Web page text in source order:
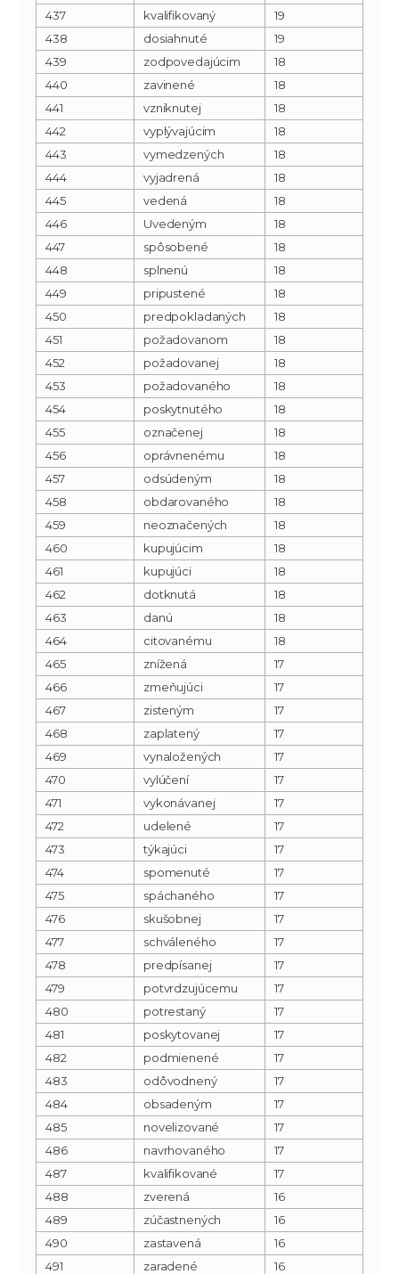
437 kvalifikovaný
19
438
dosiahnuté
19
439
zodpovedajúcim
18
440
zavinené
18
441
vzniknutej
18
442
vyplývajúcim
18
443
vymedzených
18
444
vyjadrená
18
445
vedená
18
446
Uvedeným
18
447
spôsobené
18
448
splnenú
18
449
pripustené
18
450
predpokladaných
18
451
požadovanom
18
452
požadovanej
18
453
požadovaného
18
454
poskytnutého
18
455
označenej
18
456
oprávnenému
18
457
odsúdeným
18
458
obdarovaného
18
459
neoznačených
18
460
kupujúcim
18
461
kupujúci
18
462
dotknutá
18
463
danú
18
464
citovanému
18
465
znížená
17
466
zmeňujúci
17
467
zisteným
17
468
zaplatený
17
469
vynaložených
17
470
vylúčení
17
471
vykonávanej
17
472
udelené
17
473
týkajúci
17
474
spomenuté
17
475
spáchaného
17
476
skušobnej
17
477
schváleného
17
478
predpísanej
17
479
potvrdzujúcemu
17
480
potrestaný
17
481
poskytovanej
17
482
podmienené
17
483
odôvodnený
17
484
obsadeným
17
485
novelizované
17
486
navrhovaného
17
487
kvalifikované
17
488
zverená
16
489
zúčastnených
16
490
zastavená
16
491
zaradené
16